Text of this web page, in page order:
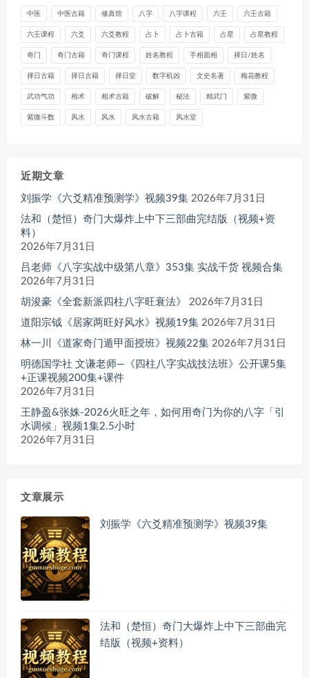
中医 中医古籍 修真馆 八字 八字课程 六壬 六壬古籍
六壬课程 六爻 六爻教程 占卜 占卜古籍 占星 占星教程
奇门 奇门古籍 奇门课程 姓名教程 手相面相 择日/姓名
择日古籍 择日古籍 择日堂 数字机凶 文史名著 梅花教程
武功气功 相术 相术古籍 破解 秘法 精武门 紫微
紫微斗数 风水 风水 风水古籍 风水堂
近期文章
刘振学《六爻精准预测学》视频39集 2026年7月31日
法和（楚恒）奇门大爆炸上中下三部曲完结版（视频+资
料）
2026年7月31日
吕老师《八字实战中级第八章》353集 实战干货 视频合集
2026年7月31日
胡浚豪《全套新派四柱八字旺衰法》
2026年7月31日
道阳宗钺《居家两旺好风水》视频19集 2026年7月31日
林一川《道家奇门遁甲面授班》视频22集 2026年7月31日
明德国学社 文谦老师—《四柱八字实战技法班》公开课5集
+正课视频200集+课件
2026年7月31日
王静盈&张姝-2026火旺之年，如何用奇门为你的八字「引
水调候」视频1集2.5小时
2026年7月31日
文章展示
刘振学《六爻精准预测学》视频39集
法和（楚恒）奇门大爆炸上中下三部曲完
结版（视频+资料）